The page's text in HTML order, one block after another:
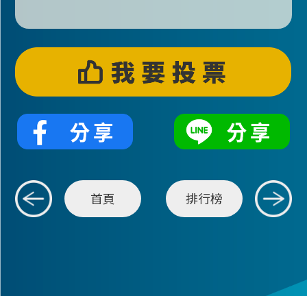
首頁 排行榜